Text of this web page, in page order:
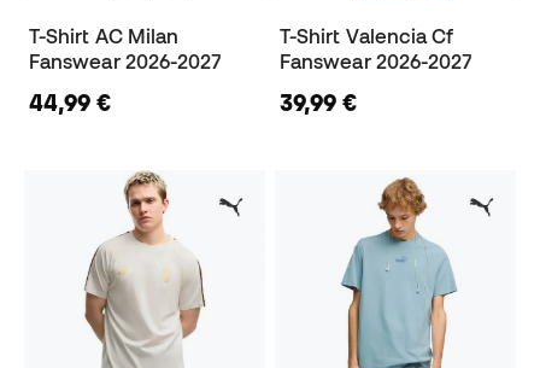
T-Shirt AC Milan
Fanswear 2026-2027
44,99 €
T-Shirt Valencia Cf
Fanswear 2026-2027
39,99 €